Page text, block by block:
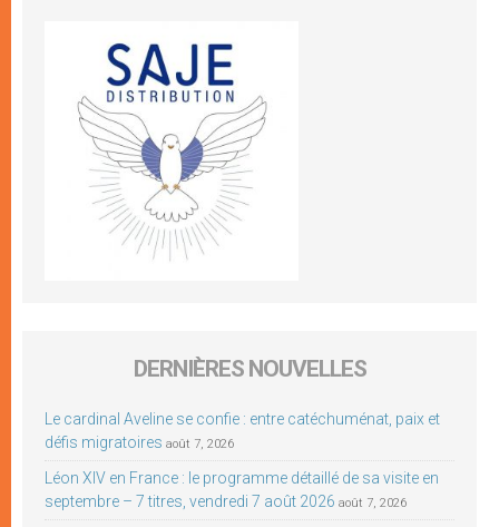
DERNIÈRES NOUVELLES
Le cardinal Aveline se confie : entre catéchuménat, paix et
défis migratoires août 7, 2026
Léon XIV en France : le programme détaillé de sa visite en
septembre – 7 titres, vendredi 7 août 2026 août 7, 2026